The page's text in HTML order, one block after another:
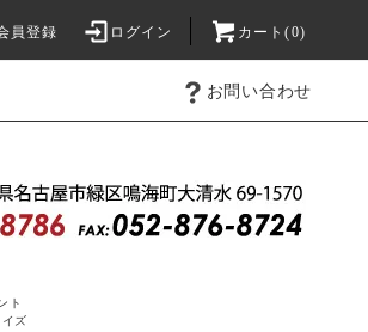
員登録 ログイン カート(0)
お問い合わせ
ト
ズ